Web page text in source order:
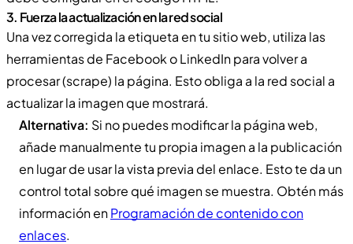
3. Fuerza la actualización en la red social
Una vez corregida la etiqueta en tu sitio web, utiliza las
herramientas de Facebook o LinkedIn para volver a
procesar (scrape) la página. Esto obliga a la red social a
actualizar la imagen que mostrará.
Alternativa: Si no puedes modificar la página web,
añade manualmente tu propia imagen a la publicación
en lugar de usar la vista previa del enlace. Esto te da un
control total sobre qué imagen se muestra. Obtén más
información enProgramación de contenido con
enlaces.